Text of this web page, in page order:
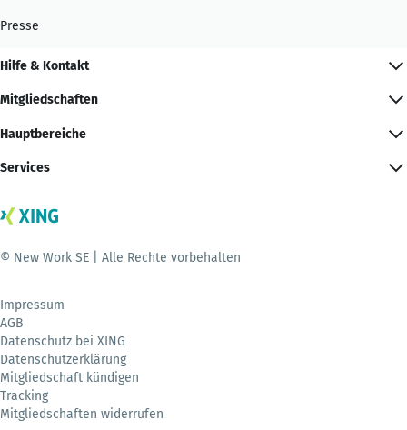
Presse
Hilfe & Kontakt
Mitgliedschaften
Hauptbereiche
Services
© New Work SE | Alle Rechte vorbehalten
Impressum
AGB
Datenschutz bei XING
Datenschutzerklärung
Mitgliedschaft kündigen
Tracking
Mitgliedschaften widerrufen